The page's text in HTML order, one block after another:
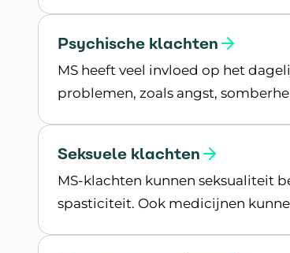
Psychische klachten
MS heeft veel invloed op het
problemen, zoals angst,
Seksuele klachten
MS-klachten kunnen seksualiteit
spasticiteit. Ook medicijnen